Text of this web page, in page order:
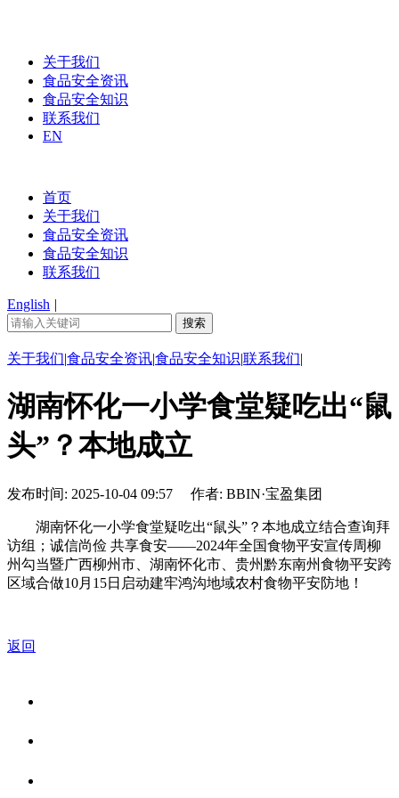
关于我们
食品安全资讯
食品安全知识
联系我们
EN
首页
关于我们
食品安全资讯
食品安全知识
联系我们
English |
关于我们|食品安全资讯|食品安全知识|联系我们|
湖南怀化一小学食堂疑吃出“鼠
头”？本地成立
发布时间: 2025-10-04 09:57 作者: BBIN·宝盈集团
湖南怀化一小学食堂疑吃出“鼠头”？本地成立结合查询拜
访组；诚信尚俭 共享食安——2024年全国食物平安宣传周柳
州勾当暨广西柳州市、湖南怀化市、贵州黔东南州食物平安跨
区域合做10月15日启动建牢鸿沟地域农村食物平安防地！
返回